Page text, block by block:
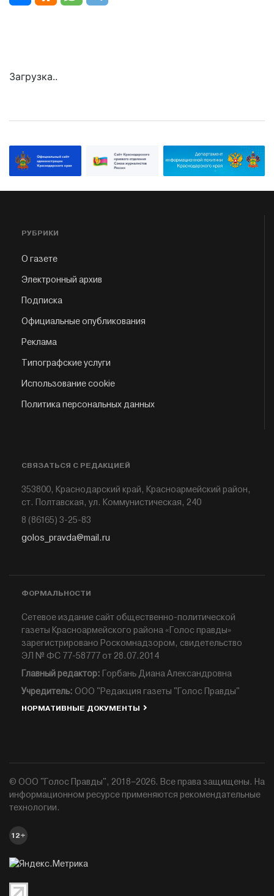
Загрузка..
РУБРИКИ
О газете
Электронный архив
Подписка
Официальные опубликования
Реклама
Типографские услуги
Использование cookie
Политика персональных данных
СВЯЗАТЬСЯ С РЕДАКЦИЕЙ
353800, Краснодарский край, Красноармейский район,
ст. Полтавская, ул. Коммунистическая, 240
8 (86165) 3-25-83
golos_pravda@mail.ru
ФОРМАЛЬНОСТИ
Сетевое издание сайт общественно-политической
газеты Красноармейского района «Голос правды»
зарегистрировано Роскомнадзором, свидетельство
ЭЛ № ФС 77-58777 от 28.07.2014
Главный редактор: Горбань Диана Александровна
Учредитель: ООО "Редакция газеты "Голос Правды"
НОРМАТИВНЫЕ ДОКУМЕНТЫ
© ООО "Голос Правды", 2018–2026. Все права защищены. На
информационном ресурсе применяются рекомендательные
технологии.
12+